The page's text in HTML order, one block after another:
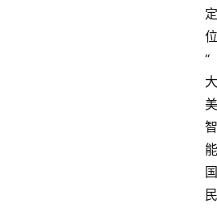
定
位
“
大
美
智
能
国
民